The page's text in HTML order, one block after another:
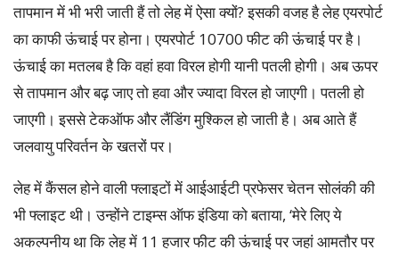
तापमान में भी भरी जाती हैं तो लेह में ऐसा क्यों? इसकी वजह है लेह एयरपोर्ट
का काफी ऊंचाई पर होना। एयरपोर्ट 10700 फीट की ऊंचाई पर है।
ऊंचाई का मतलब है कि वहां हवा विरल होगी यानी पतली होगी। अब ऊपर
से तापमान और बढ़ जाए तो हवा और ज्यादा विरल हो जाएगी। पतली हो
जाएगी। इससे टेकऑफ और लैंडिंग मुश्किल हो जाती है। अब आते हैं
जलवायु परिवर्तन के खतरों पर।
लेह में कैंसल होने वाली फ्लाइटों में आईआईटी प्रफेसर चेतन सोलंकी की
भी फ्लाइट थी। उन्होंने टाइम्स ऑफ इंडिया को बताया, ‘मेरे लिए ये
अकल्पनीय था कि लेह में 11 हजार फीट की ऊंचाई पर जहां आमतौर पर